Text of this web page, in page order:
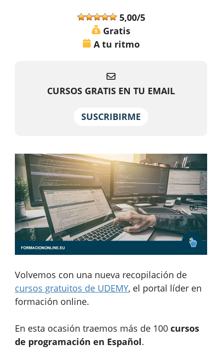
5,00/5
Gratis
A tu ritmo
CURSOS GRATIS EN TU EMAIL
SUSCRIBIRME
Volvemos con una nueva recopilación de
cursos gratuitos de UDEMY, el portal líder en
formación online.
En esta ocasión traemos más de 100 cursos
de programación en Español.